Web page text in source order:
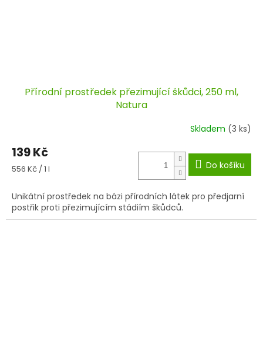
Přírodní prostředek přezimující škůdci, 250 ml,
Natura
Skladem (3 ks)
139 Kč
Měrná
556 Kč / 1 l Do košíku
Unikátní prostředek na bázi přírodních látek pro předjarní
postřik proti přezimujícím stádiím škůdců.